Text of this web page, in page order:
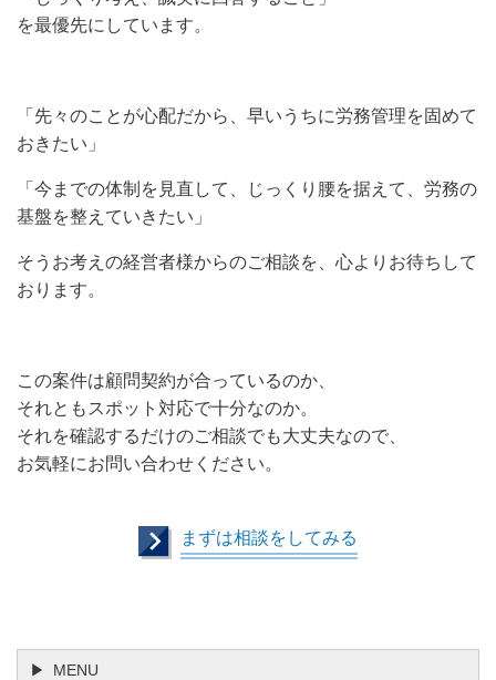
を最優先にしています。
「先々のことが心配だから、早いうちに労務管理を固めて
おきたい」
「今までの体制を見直して、じっくり腰を据えて、労務の
基盤を整えていきたい」
そうお考えの経営者様からのご相談を、心よりお待ちして
おります。
この案件は顧問契約が合っているのか、
それともスポット対応で十分なのか。
それを確認するだけのご相談でも大丈夫なので、
お気軽にお問い合わせください。
まずは相談をしてみる
MENU